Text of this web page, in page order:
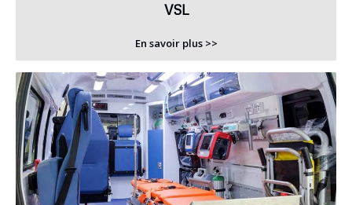
VSL
En savoir plus >>